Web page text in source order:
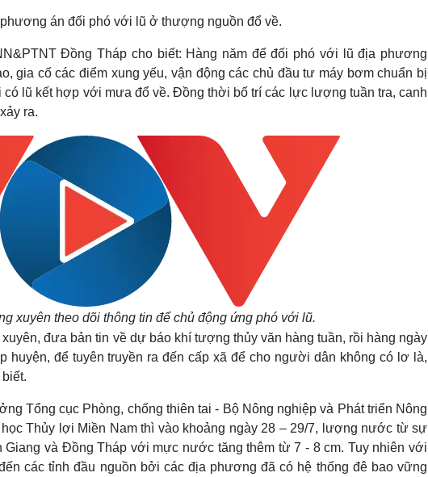
án đối phó với lũ ở thượng nguồn đổ về.
Đồng Tháp cho biết: Hàng năm để đối phó với lũ địa phương
gia cố các điểm xung yếu, vận động các chủ đầu tư máy bơm chuẩn bị
lũ kết hợp với mưa đổ về. Đồng thời bố trí các lực lượng tuần tra, canh
ra.
xuyên theo dõi thông tin để chủ động ứng phó với lũ.
đưa bản tin về dự báo khí tượng thủy văn hàng tuần, rồi hàng ngày
huyện, để tuyên truyền ra đến cấp xã để cho người dân không có lơ là,
Tổng cục Phòng, chống thiên tai - Bộ Nông nghiệp và Phát triển Nông
Thủy lợi Miền Nam thì vào khoảng ngày 28 – 29/7, lượng nước từ sự
và Đồng Tháp với mực nước tăng thêm từ 7 - 8 cm. Tuy nhiên với
các tỉnh đầu nguồn bởi các địa phương đã có hệ thống đê bao vững